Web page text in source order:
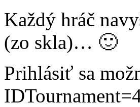
Každý hráč
(zo skla)… 🙂
Prihlásiť sa